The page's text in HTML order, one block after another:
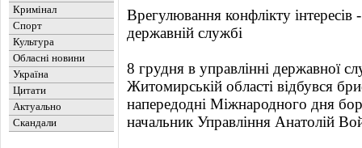
Кримінал
Спорт
Культура
Обласні новини
Україна
Цитати
Актуально
Скандали
Врегулювання конфлікту
державній службі
8 грудня в управлінні державної
Житомирській області відбувся
напередодні Міжнародного дня
начальник Управління Анатолій